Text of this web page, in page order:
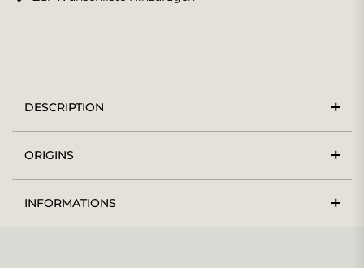
DESCRIPTION
ORIGINS
INFORMATIONS